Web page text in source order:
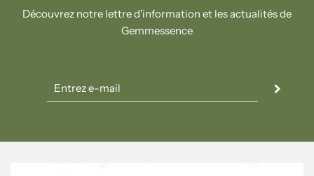
Découvrez notre lettre d'information et les actualités de
Gemmessence